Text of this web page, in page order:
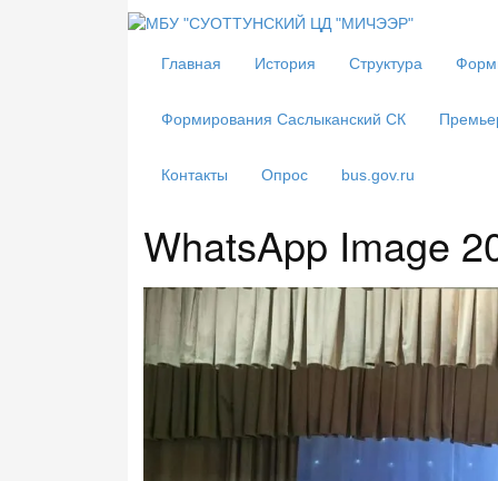
Главная История Структура
Формирования Саслыканский СК
Контакты Опрос bus.gov.ru
WhatsApp Image